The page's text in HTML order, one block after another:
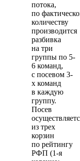
потока,
по
количеству
производится
разбивка
на три
группы по 5-
6 команд,
с посевом 3-
х команд
в каждую
группу.
Посев
из трех
корзин
по рейтингу
РФП (1-я